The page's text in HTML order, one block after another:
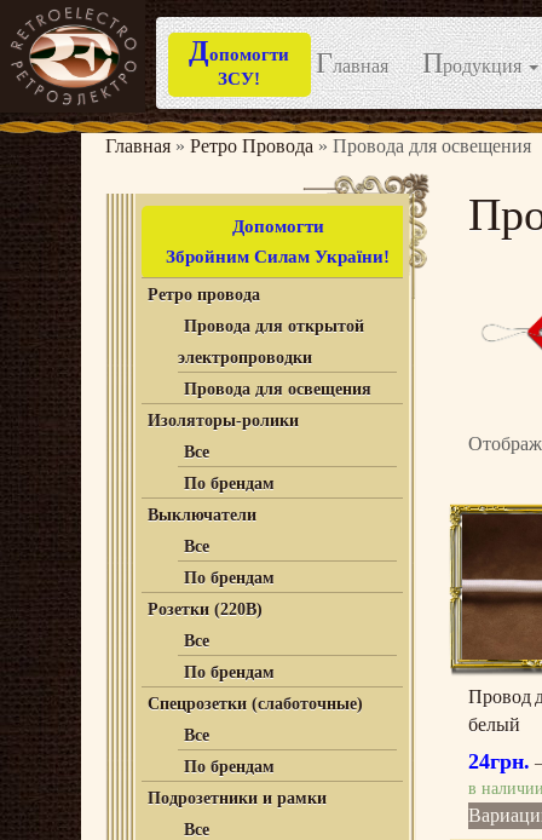
Перейти
содержимому
Допомогти
ЗСУ!
Главная Продукция
Главная » Ретро Провода » Провода для освещения
Допомогти
Збройним Силам України!
Ретро провода
Провода для открытой
электропроводки
Провода для освещения
Изоляторы-ролики
Все
По брендам
Выключатели
Все
По брендам
Розетки (220В)
Все
По брендам
Спецрозетки (слаботочные)
Все
По брендам
Подрозетники и рамки
Все
Провод
белый
24грн. –
в наличии